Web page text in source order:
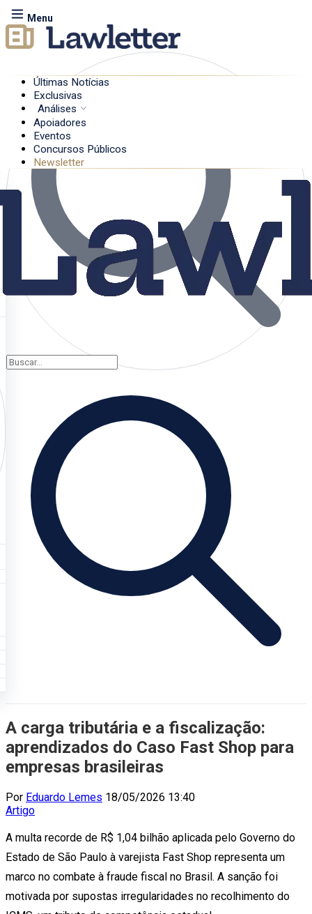
Menu
Últimas Notícias
Exclusivas
Análises
Apoiadores
Eventos
Concursos Públicos
Newsletter
A carga tributária e a fiscalização:
aprendizados do Caso Fast Shop para
empresas brasileiras
Por Eduardo Lemes 18/05/2026 13:40
Artigo
A multa recorde de R$ 1,04 bilhão aplicada pelo Governo do
Estado de São Paulo à varejista Fast Shop representa um
marco no combate à fraude fiscal no Brasil. A sanção foi
motivada por supostas irregularidades no recolhimento do